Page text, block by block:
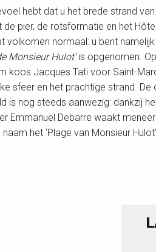
hebt dat u het brede strand
de pier, de rotsformatie en het
volkomen normaal: u bent
Monsieur Hulot’is opgenomen.
koos Jacques Tati voor Saint-
sfeer en het prachtige strand.
is nog steeds aanwezig: dankzij
Emmanuel Debarre waakt
het ‘Plage van Monsieur